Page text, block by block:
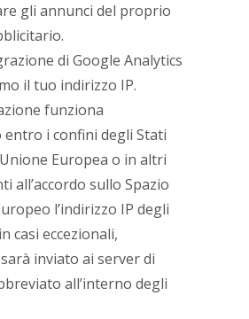
gli annunci del proprio
di Google Analytics
il tuo indirizzo IP.
funziona
i confini degli Stati
Europea o in altri
all’accordo sullo Spazio
l’indirizzo IP degli
casi eccezionali,
inviato ai server di
all’interno degli